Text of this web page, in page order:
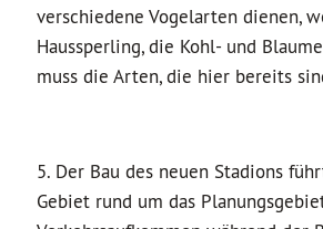
verschiedene Vogelarten dienen,
Haussperling, die Kohl- und
muss die Arten, die hier bereits
5. Der Bau des neuen Stadions
Gebiet rund um das